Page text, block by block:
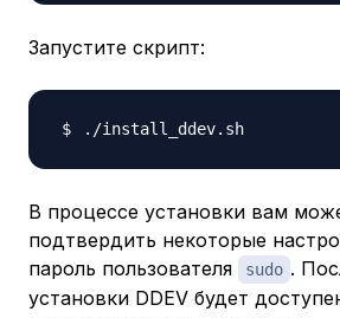
Запустите скрипт:
В процессе установки вам
подтвердить некоторые
пароль пользователя
sudo .
установки DDEV будет